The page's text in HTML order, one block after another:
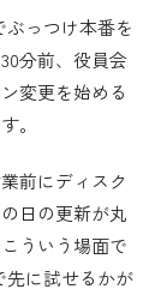
っつけ本番を
分前、役員会
変更を始める
。
前にディスク
日の更新が丸
ういう場面で
先に試せるかが